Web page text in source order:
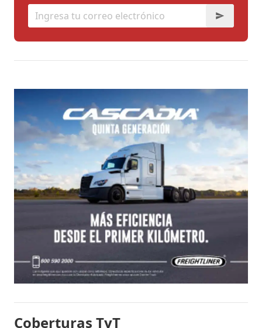
Coberturas TyT